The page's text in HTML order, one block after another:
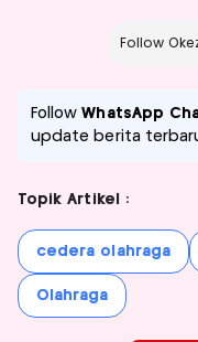
Follow
FollowWhatsApp
update berita
Topik Artikel :
cedera olahraga
Olahraga